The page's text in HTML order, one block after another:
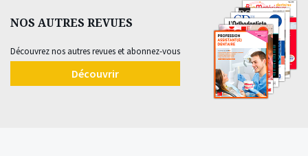
NOS AUTRES REVUES
Découvrez nos autres revues et abonnez-vous
Découvrir